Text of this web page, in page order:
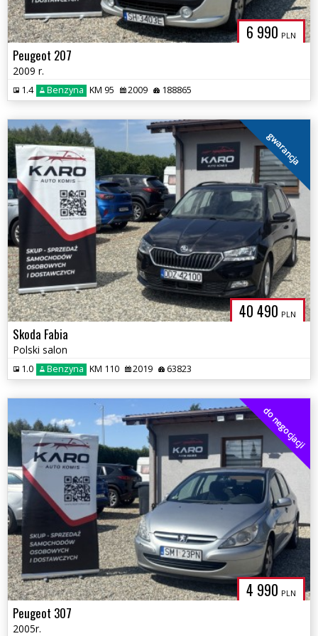
6 990 PLN
Peugeot 207
2009 r.
1.4 Benzyna KM 95 2009 188865
40 490 PLN
gwarancja
Skoda Fabia
Polski salon
1.0 Benzyna KM 110 2019 63823
4 990 PLN
do negocjacji
Peugeot 307
2005r.